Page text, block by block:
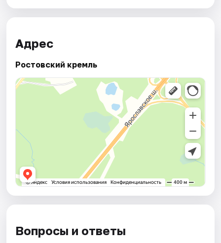
Адрес
Ростовский кремль
Вопросы и ответы